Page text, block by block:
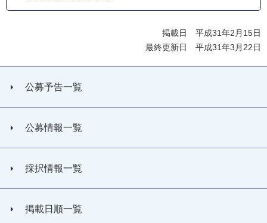
掲載日 平成31年2月15日
最終更新日 平成31年3月22日
公募予告一覧
公募情報一覧
採択情報一覧
掲載日順一覧